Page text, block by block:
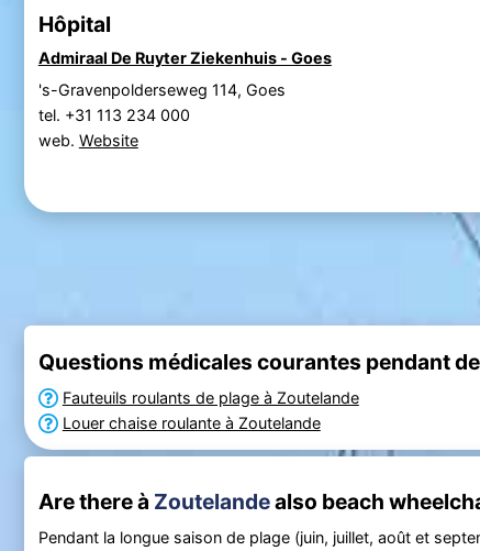
Hôpital
Admiraal De Ruyter Ziekenhuis - Goes
's-Gravenpolderseweg 114, Goes
tel. +31 113 234 000
web. Website
Questions médicales courantes pendant
Fauteuils roulants de plage à Zoutelande
Louer chaise roulante à Zoutelande
Are there à Zoutelandealso beach
Pendant la longue saison de plage (juin, juillet, août et